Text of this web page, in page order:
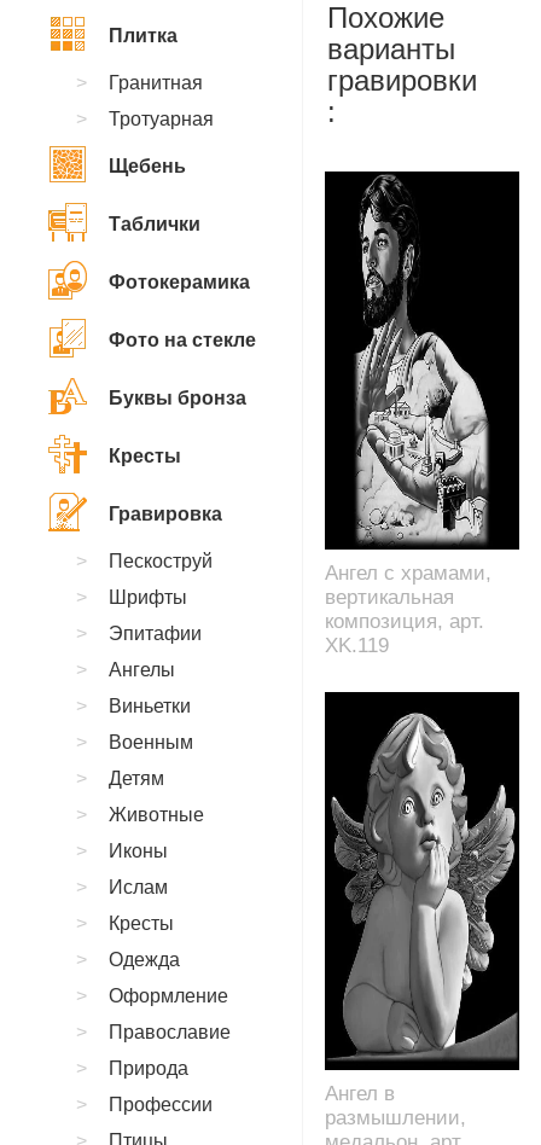
Похожие
варианты
гравировки
:
Ангел с храмами,
вертикальная
композиция, арт.
XK.119
Ангел в
размышлении,
Плитка
Гранитная
Тротуарная
Щебень
Таблички
Фотокерамика
Фото на стекле
Буквы бронза
Кресты
Гравировка
Пескоструй
Шрифты
Эпитафии
Ангелы
Виньетки
Военным
Детям
Животные
Иконы
Ислам
Кресты
Одежда
Оформление
Православие
Природа
Профессии
Птицы